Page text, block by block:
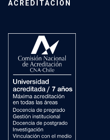
ACREDITACIÓN